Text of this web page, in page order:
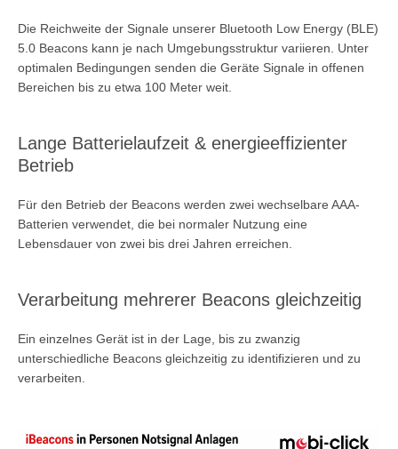
SUCHEN
Die Reichweite der Signale unserer Bluetooth Low Energy (BLE)
5.0 Beacons kann je nach Umgebungsstruktur variieren. Unter
optimalen Bedingungen senden die Geräte Signale in offenen
Bereichen bis zu etwa 100 Meter weit.
Lange Batterielaufzeit & energieeffizienter
Betrieb
Für den Betrieb der Beacons werden zwei wechselbare AAA-
Batterien verwendet, die bei normaler Nutzung eine
Lebensdauer von zwei bis drei Jahren erreichen.
Verarbeitung mehrerer Beacons gleichzeitig
Ein einzelnes Gerät ist in der Lage, bis zu zwanzig
unterschiedliche Beacons gleichzeitig zu identifizieren und zu
verarbeiten.